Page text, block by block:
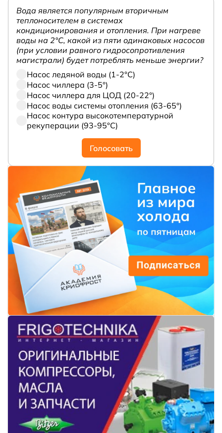
Вода является популярным вторичным
теплоносителем в системах
кондиционирования и отопления. При нагреве
воды на 2°С, какой из пяти одинаковых насосов
(при условии равного гидросопротивления
магистрали) будет потреблять меньше энергии?
Насос ледяной воды (1-2°С)
Насос чиллера (3-5°)
Насос чиллера для ЦОД (20-22°)
Насос воды системы отопления (63-65°)
Насос контура высокотемпературной
рекуперации (93-95°С)
Голосовать